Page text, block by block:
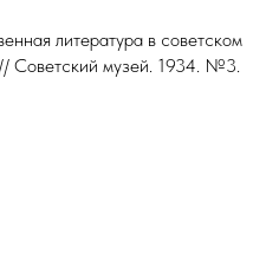
литература в советском
Советский музей. 1934. №3.